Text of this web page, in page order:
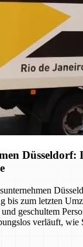
bis zum letzten
geschultem
verläuft, wie